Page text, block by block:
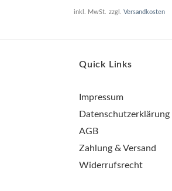
inkl. MwSt. zzgl.Versandkosten
Quick Links
Impressum
Datenschutzerklärung
AGB
Zahlung & Versand
Widerrufsrecht